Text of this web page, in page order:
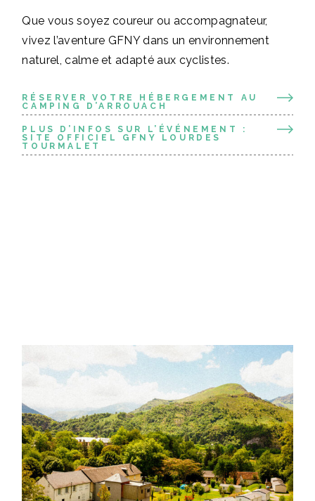
Que vous soyez coureur ou accompagnateur,
vivez l’aventure GFNY dans un environnement
naturel, calme et adapté aux cyclistes.
RÉSERVER VOTRE HÉBERGEMENT AU
CAMPING D’ARROUACH
PLUS D’INFOS SUR L’ÉVÉNEMENT :
SITE OFFICIEL GFNY LOURDES
TOURMALET